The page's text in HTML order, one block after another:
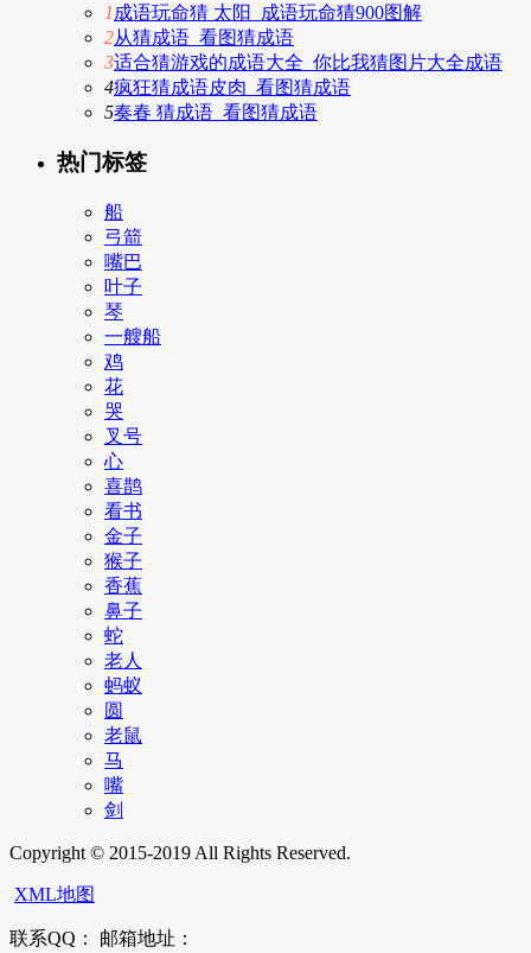
1 成语玩命猜 太阳_成语玩命猜900图解
2从猜成语_看图猜成语
3适合猜游戏的成语大全_你比我猜图片大全成语
4疯狂猜成语皮肉_看图猜成语
5奏春 猜成语_看图猜成语
热门标签
船
弓箭
嘴巴
叶子
琴
一艘船
鸡
花
哭
叉号
心
喜鹊
看书
金子
猴子
香蕉
鼻子
蛇
老人
蚂蚁
圆
老鼠
马
嘴
剑
Copyright © 2015-2019 All Rights Reserved.
XML地图
联系QQ： 邮箱地址：